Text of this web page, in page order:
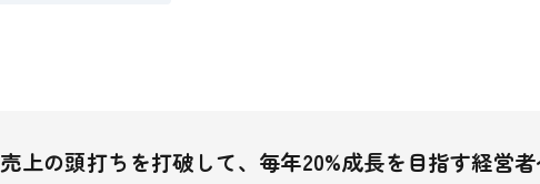
売上の頭打ちを打破して、毎年20%成長を目指す経営者